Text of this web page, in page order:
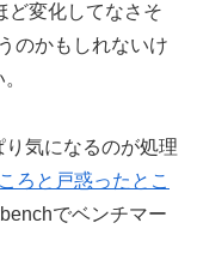
ど変化してなさそ
のかもしれないけ
気になるのが処理
ろと戸惑ったとこ
でベンチマー